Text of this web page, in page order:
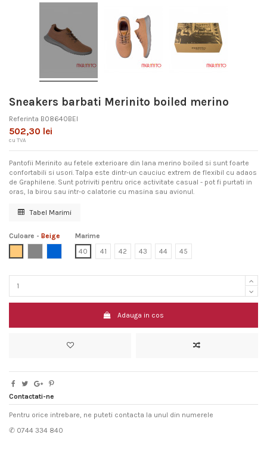
Sneakers barbati Merinito boiled merino
Referinta B08640BEI
502,30 lei
cu TVA
Pantofii Merinito au fetele exterioare din lana merino boiled si sunt foarte
confortabili si usori. Talpa este dintr-un cauciuc extrem de flexibil cu adaos
de Graphilene. Sunt potriviti pentru orice activitate casual - pot fi purtati in
oras, la birou sau intr-o calatorie cu masina sau avionul.
Tabel Marimi
Culoare - Beige
Marime
40
41 42 43 44 45
Adauga in cos
Contactati-ne
Pentru orice intrebare, ne puteti contacta la unul din numerele
✆ 0744 334 840